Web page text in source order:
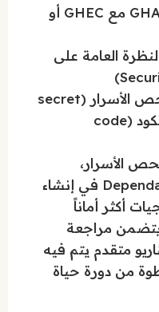
المتاحة عند اقتران GHAS مع GHEC أو
العامة على
وصف الفروق بين فحص الأسرار (secret
scanning) وفحص الكود (code
الأسرار،
وفحص الكود، و Dependabot في إنشاء
أكثر أماناً
يتضمن مراجعة
متقدم يتم فيه
من دورة حياة